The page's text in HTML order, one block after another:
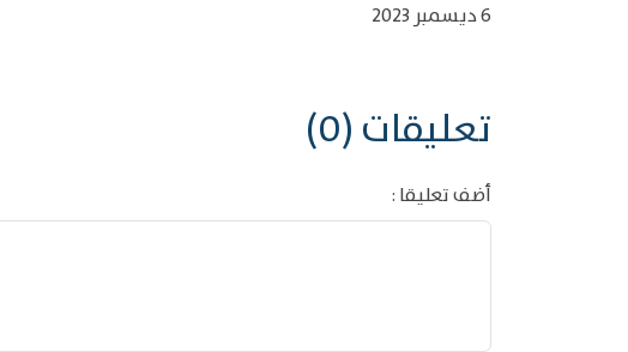
6 ديسمبر 2023
تعليقات (0)
أضف تعليقا :